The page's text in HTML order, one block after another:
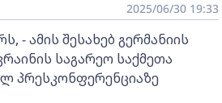
2025/06/30 19:33
- ამის შესახებ გერმანიის
საგარეო საქმეთა
პრესკონფერენციაზე